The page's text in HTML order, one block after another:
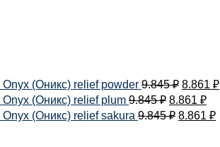
(Оникс) relief powder 9.845₽ 8.861 ₽
(Оникс) relief plum 9.845₽ 8.861 ₽
(Оникс) relief sakura 9.845₽ 8.861 ₽